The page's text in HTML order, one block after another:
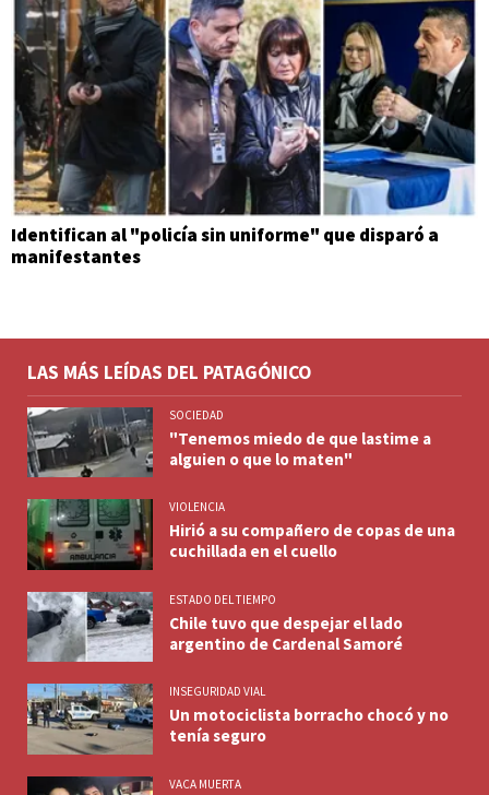
Identifican al "policía sin uniforme" que disparó a
manifestantes
LAS MÁS LEÍDAS DEL PATAGÓNICO
SOCIEDAD
"Tenemos miedo de que lastime a
alguien o que lo maten"
VIOLENCIA
Hirió a su compañero de copas de una
cuchillada en el cuello
ESTADO DEL TIEMPO
Chile tuvo que despejar el lado
argentino de Cardenal Samoré
INSEGURIDAD VIAL
Un motociclista borracho chocó y no
tenía seguro
VACA MUERTA